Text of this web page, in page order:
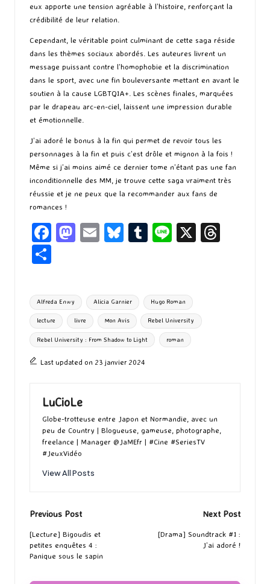
eux apporte une tension agréable à l’histoire, renforçant la
crédibilité de leur relation.
Cependant, le véritable point culminant de cette saga réside
dans les thèmes sociaux abordés. Les auteures livrent un
message puissant contre l’homophobie et la discrimination
dans le sport, avec une fin bouleversante mettant en avant le
soutien à la cause LGBTQIA+. Les scènes finales, marquées
par le drapeau arc-en-ciel, laissent une impression durable
et émotionnelle.
J’ai adoré le bonus à la fin qui permet de revoir tous les
personnages à la fin et puis c’est drôle et mignon à la fois !
Même si j’ai moins aimé ce dernier tome n’étant pas une fan
inconditionnelle des MM, je trouve cette saga vraiment très
réussie et je ne peux que la recommander aux fans de
romances !
Fa
o
o
k
M
d
o
n
E
l
Bl
ky
T
bl
r
Li X
ta
g
er
Tags:
Alfreda Enwy Alicia Garnier Hugo Roman
lecture livre Mon Avis Rebel University
Rebel University : From Shadow to Light roman
Last updated on 23 janvier 2024
LuCioLe
Globe-trotteuse entre Japon et Normandie, avec un
peu de Country | Blogueuse, gameuse, photographe,
freelance | Manager @JaMEfr | #Cine #SeriesTV
#JeuxVidéo
View All Posts
Post
navigation
Previous Post
[Lecture] Bigoudis et
petites enquêtes 4 :
Panique sous le sapin
Next Post
[Drama] Soundtrack #1 :
J’ai adoré !